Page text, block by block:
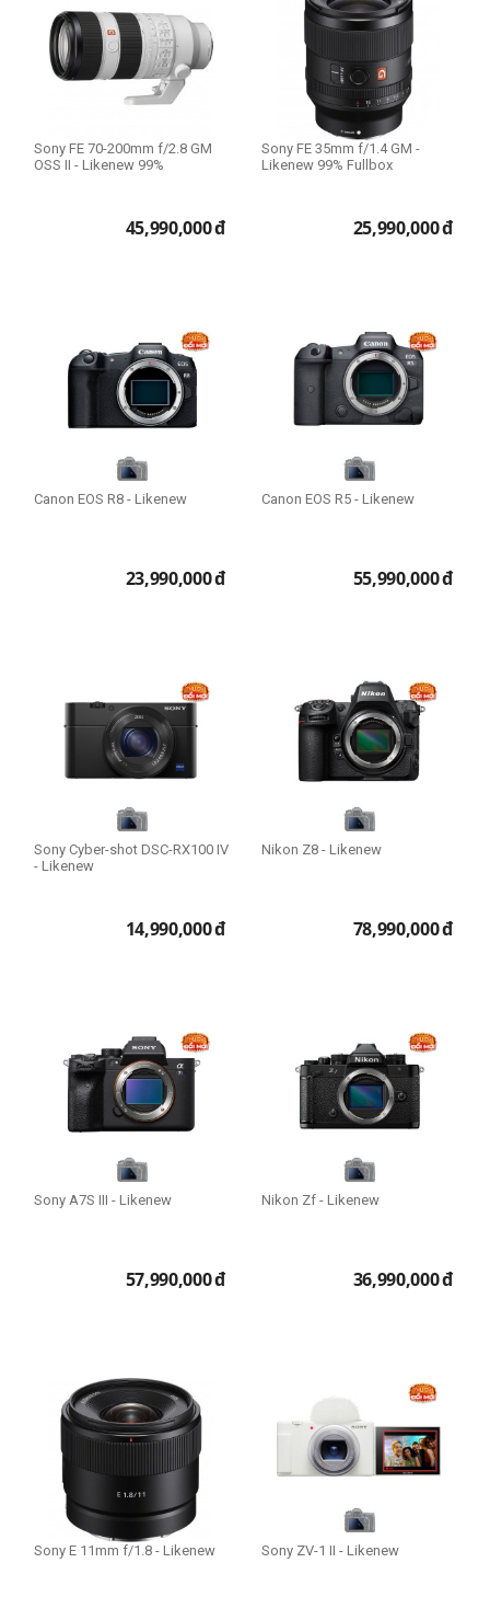
Sony FE 70-200mm f/2.8 GM
OSS II - Likenew 99%
45,990,000đ
Sony FE 35mm f/1.4 GM -
Likenew 99% Fullbox
25,990,000đ
Canon EOS R8 - Likenew
23,990,000đ
Canon EOS R5 - Likenew
55,990,000đ
Sony Cyber-shot DSC-RX100 IV
- Likenew
14,990,000đ
Nikon Z8 - Likenew
78,990,000đ
Sony A7S III - Likenew
57,990,000đ
Nikon Zf - Likenew
36,990,000đ
Sony E 11mm f/1.8 - Likenew Sony ZV-1 II - Likenew